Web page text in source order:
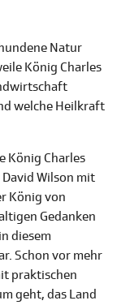
Natur
König Charles
welche Heilkraft
König Charles
Wilson mit
König von
Gedanken
diesem
Schon vor mehr
praktischen
geht, das Land